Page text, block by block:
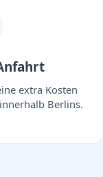
extra Kosten
Berlins.